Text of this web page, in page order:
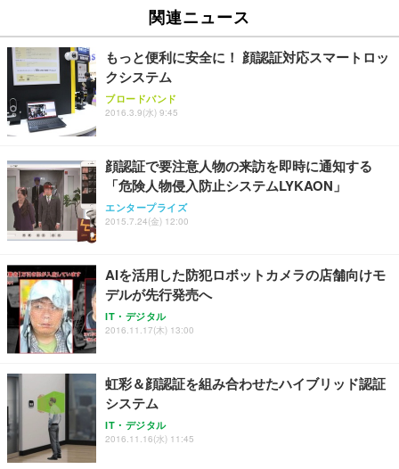
関連ニュース
もっと便利に安全に！ 顔認証対応スマートロッ
クシステム
ブロードバンド
2016.3.9(水) 9:45
顔認証で要注意人物の来訪を即時に通知する
「危険人物侵入防止システムLYKAON」
エンタープライズ
2015.7.24(金) 12:00
AIを活用した防犯ロボットカメラの店舗向けモ
デルが先行発売へ
IT・デジタル
2016.11.17(木) 13:00
虹彩＆顔認証を組み合わせたハイブリッド認証
システム
IT・デジタル
2016.11.16(水) 11:45